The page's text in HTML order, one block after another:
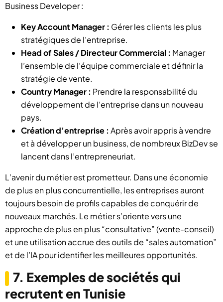
Business Developer :
Key Account Manager : Gérer les clients les plus
stratégiques de l’entreprise.
Head of Sales / Directeur Commercial : Manager
l’ensemble de l’équipe commerciale et définir la
stratégie de vente.
Country Manager : Prendre la responsabilité du
développement de l’entreprise dans un nouveau
pays.
Création d’entreprise : Après avoir appris à vendre
et à développer un business, de nombreux BizDev se
lancent dans l’entrepreneuriat.
L’avenir du métier est prometteur. Dans une économie
de plus en plus concurrentielle, les entreprises auront
toujours besoin de profils capables de conquérir de
nouveaux marchés. Le métier s’oriente vers une
approche de plus en plus “consultative” (vente-conseil)
et une utilisation accrue des outils de “sales automation”
et de l’IA pour identifier les meilleures opportunités.
7. Exemples de sociétés qui
recrutent en Tunisie